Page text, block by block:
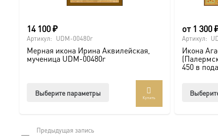
14 100₽
Артикул: UDM-00480r
Мерная икона Ирина Аквилейская,
мученица UDM-00480r
Выберите параметры
Купить
от 1 300
Артикул:
Икона
450 в
Предыдущая запись